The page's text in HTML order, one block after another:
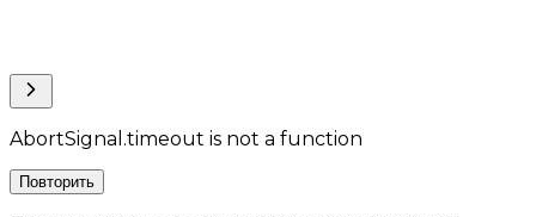
AbortSignal.timeout is not a function
Повторить